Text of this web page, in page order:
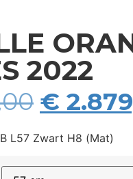
2022
€
L57 Zwart H8 (Mat)